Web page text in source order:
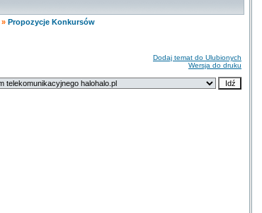
» Propozycje Konkursów
Dodaj temat do Ulubionych
Wersja do druku